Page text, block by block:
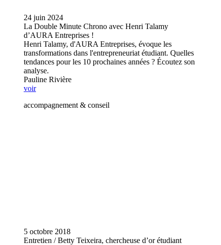
24 juin 2024
La Double Minute Chrono avec Henri Talamy
d’AURA Entreprises !
Henri Talamy, d'AURA Entreprises, évoque les
transformations dans l'entrepreneuriat étudiant. Quelles
tendances pour les 10 prochaines années ? Écoutez son
analyse.
Pauline Rivière
voir
accompagnement & conseil
5 octobre 2018
Entretien / Betty Teixeira, chercheuse d’or étudiant